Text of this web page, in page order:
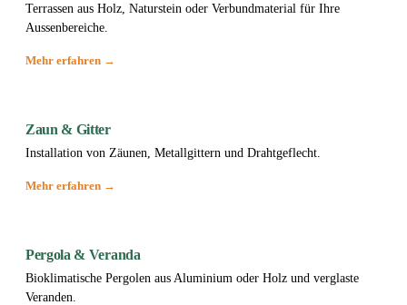
Terrassen aus Holz, Naturstein oder Verbundmaterial für Ihre
Aussenbereiche.
Mehr erfahren →
Zaun & Gitter
Installation von Zäunen, Metallgittern und Drahtgeflecht.
Mehr erfahren →
Pergola & Veranda
Bioklimatische Pergolen aus Aluminium oder Holz und verglaste
Veranden.